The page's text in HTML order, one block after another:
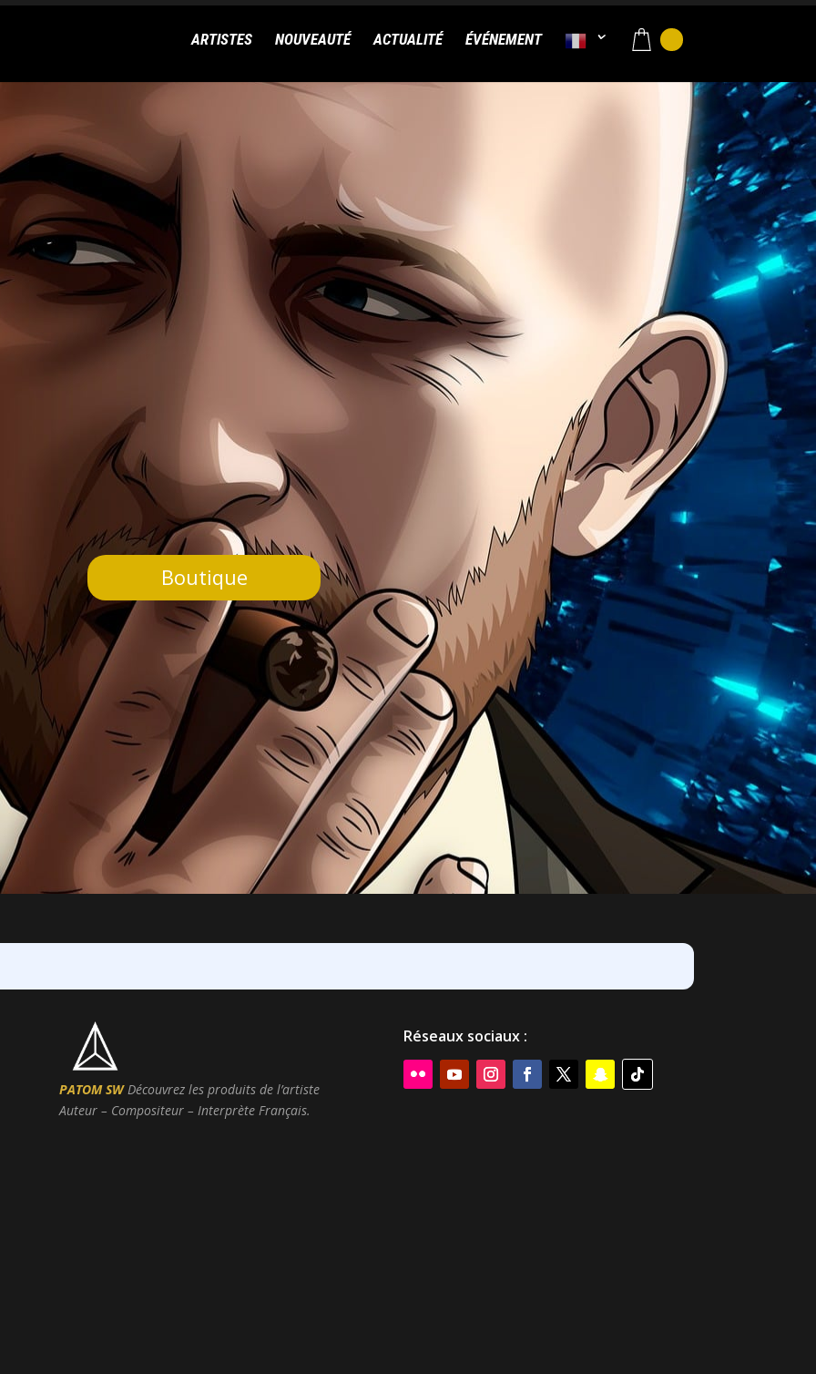
ARTISTES NOUVEAUTÉ ACTUALITÉ ÉVÉNEMENT
Boutique
PATOM SWDécouvrez les produits de l’artiste
Auteur – Compositeur – Interprète Français.
Réseaux sociaux :